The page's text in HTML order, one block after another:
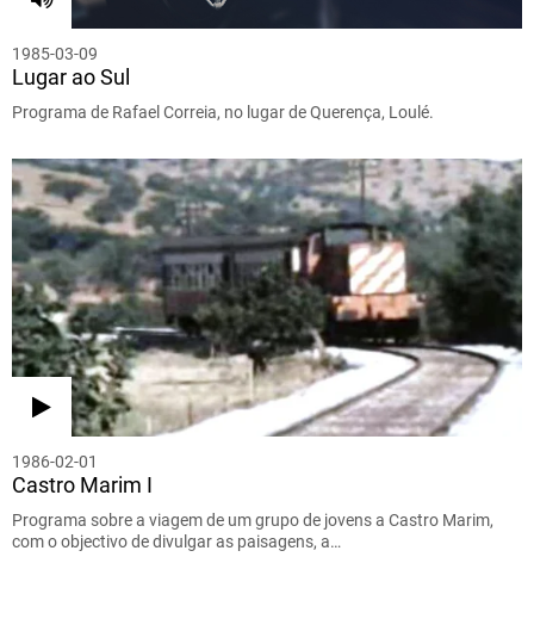
1985-03-09
Lugar ao Sul
Programa de Rafael Correia, no lugar de Querença, Loulé.
1986-02-01
Castro Marim I
Programa sobre a viagem de um grupo de jovens a Castro Marim,
com o objectivo de divulgar as paisagens, a…